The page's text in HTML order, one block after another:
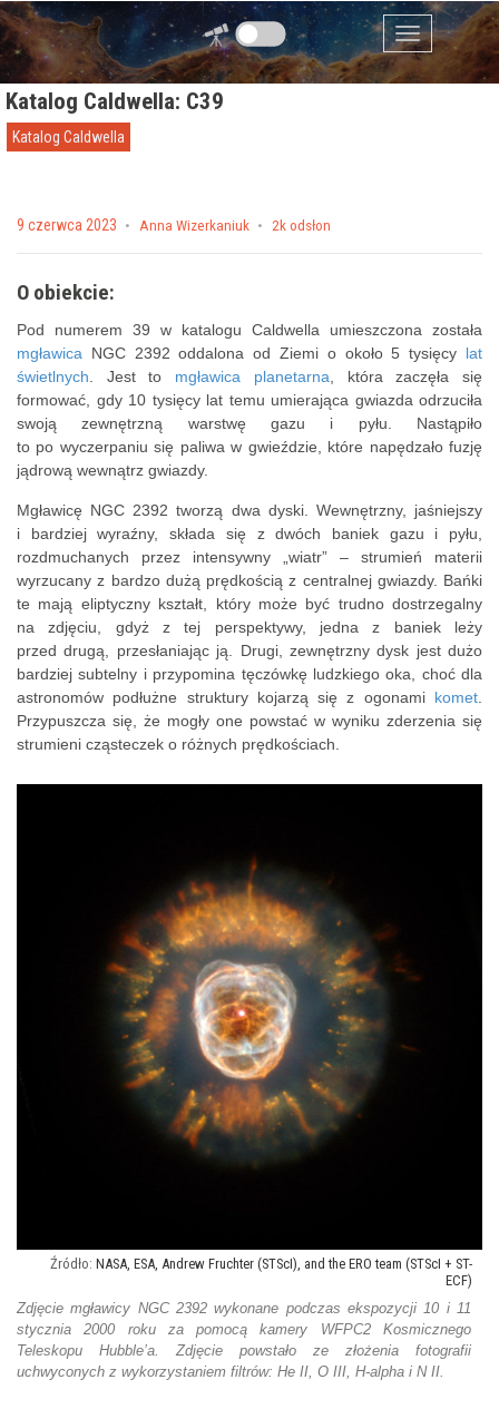
Przejdź do zawartości
Menu
Katalog Caldwella: C39
Katalog Caldwella
Posted on
9 czerwca 2023 by Anna Wizerkaniuk 2k odsłon
O obiekcie:
Pod numerem 39 w katalogu Caldwella umieszczona została
mgławica NGC 2392 oddalona od Ziemi o około 5 tysięcy lat
świetlnych . Jest to mgławica planetarna , która zaczęła się
formować, gdy 10 tysięcy lat temu umierająca gwiazda odrzuciła
swoją zewnętrzną warstwę gazu i pyłu. Nastąpiło
to po wyczerpaniu się paliwa w gwieździe, które napędzało fuzję
jądrową wewnątrz gwiazdy.
Mgławicę NGC 2392 tworzą dwa dyski. Wewnętrzny, jaśniejszy
i bardziej wyraźny, składa się z dwóch baniek gazu i pyłu,
rozdmuchanych przez intensywny „wiatr” – strumień materii
wyrzucany z bardzo dużą prędkością z centralnej gwiazdy. Bańki
te mają eliptyczny kształt, który może być trudno dostrzegalny
na zdjęciu, gdyż z tej perspektywy, jedna z baniek leży
przed drugą, przesłaniając ją. Drugi, zewnętrzny dysk jest dużo
bardziej subtelny i przypomina tęczówkę ludzkiego oka, choć dla
astronomów podłużne struktury kojarzą się z ogonami komet
Przypuszcza się, że mogły one powstać w wyniku zderzenia się
strumieni cząsteczek o różnych prędkościach.
NASA, ESA, Andrew Fruchter (STScI), and the ERO team (STScI + ST-
ECF)
Zdjęcie mgławicy NGC 2392 wykonane podczas ekspozycji 10 i 11
stycznia 2000 roku za pomocą kamery WFPC2 Kosmicznego
Teleskopu Hubble’a. Zdjęcie powstało ze złożenia fotografii
uchwyconych z wykorzystaniem filtrów: He II, O III, H-alpha i N II.